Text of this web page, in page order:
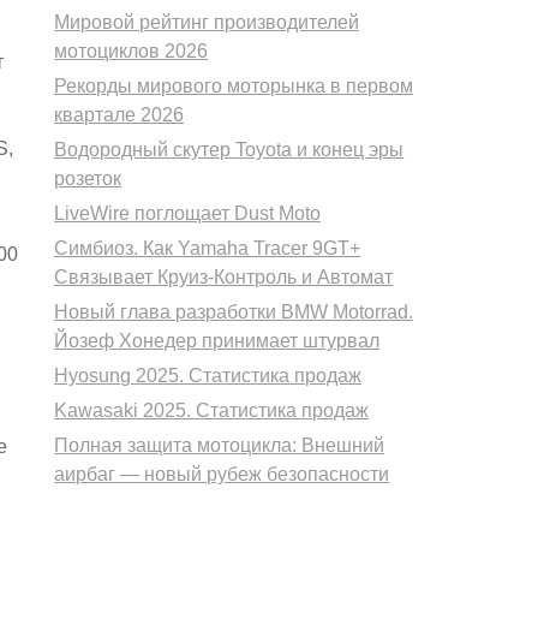
Мировой рейтинг производителей
мотоциклов 2026
Рекорды мирового моторынка в первом
квартале 2026
Водородный скутер Toyota и конец эры
розеток
LiveWire поглощает Dust Moto
Симбиоз. Как Yamaha Tracer 9GT+
Связывает Круиз-Контроль и Автомат
Новый глава разработки BMW Motorrad.
Йозеф Хонедер принимает штурвал
Hyosung 2025. Статистика продаж
Kawasaki 2025. Статистика продаж
Полная защита мотоцикла: Внешний
аирбаг — новый рубеж безопасности